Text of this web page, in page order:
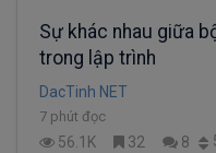
Sự khác nhau giữa
trong lập trình
DacTinh NET
7 phút đọc
56.1K 32 8